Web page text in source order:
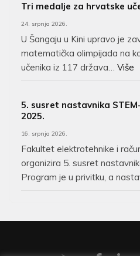
Tri medalje za hrvatske
24. srpnja 2026.
U Šangaju u Kini upravo je
matematička olimpijada na
učenika iz 117 država… Više
5. susret nastavnika
2025.
16. srpnja 2026.
Fakultet elektrotehnike i
organizira 5. susret
Program je u privitku, a